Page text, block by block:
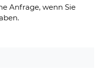
Anfrage, wenn Sie